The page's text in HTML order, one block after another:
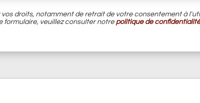
droits, notamment de retrait de votre consentement à
formulaire, veuillez consulter notre politique de